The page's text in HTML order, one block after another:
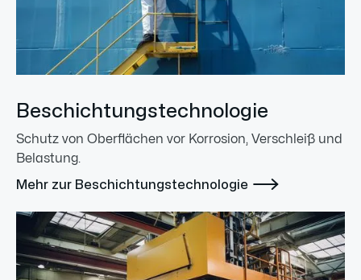
Beschichtungstechnologie
Schutz von Oberflächen vor Korrosion, Verschleiß und
Belastung.
Mehr zur Beschichtungstechnologie 